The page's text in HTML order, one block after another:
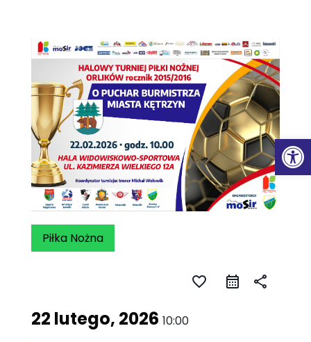
Piłka Nożna
favorite_border share
22 lutego, 2026 10:00